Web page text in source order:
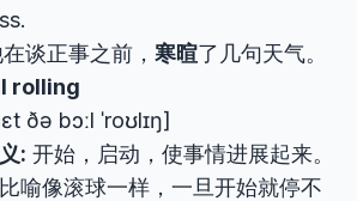
谈正事之前， 寒暄了几句天气。
rolling
ðə bɔːl ˈroʊlɪŋ]
: 开始，启动，使事情进展起来。
喻像滚球一样，一旦开始就停不